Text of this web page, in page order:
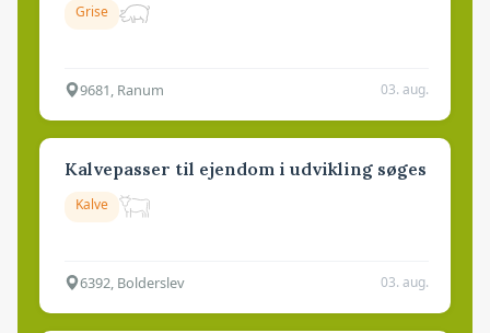
Grise
9681, Ranum 03. aug.
Kalvepasser til ejendom i udvikling søges
Kalve
6392, Bolderslev 03. aug.